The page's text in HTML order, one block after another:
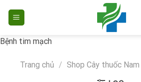
Bệnh tim mạch
Trang chủ / Shop Cây thuốc Nam